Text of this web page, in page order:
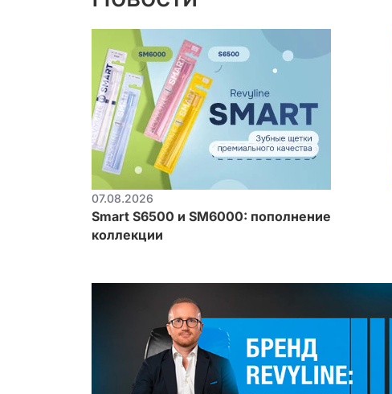
07.08.2026
Smart S6500 и SM6000: пополнение
коллекции